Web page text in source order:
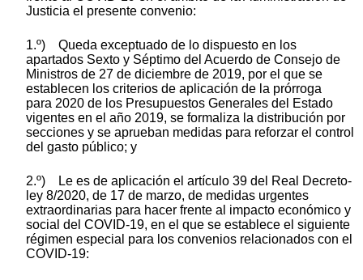
Justicia el presente convenio:
1.º) Queda exceptuado de lo dispuesto en los
apartados Sexto y Séptimo del Acuerdo de Consejo de
Ministros de 27 de diciembre de 2019, por el que se
establecen los criterios de aplicación de la prórroga
para 2020 de los Presupuestos Generales del Estado
vigentes en el año 2019, se formaliza la distribución por
secciones y se aprueban medidas para reforzar el control
del gasto público; y
2.º) Le es de aplicación el artículo 39 del Real Decreto-
ley 8/2020, de 17 de marzo, de medidas urgentes
extraordinarias para hacer frente al impacto económico y
social del COVID-19, en el que se establece el siguiente
régimen especial para los convenios relacionados con el
COVID-19: